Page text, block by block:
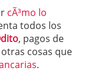
cÃ³mo lo
todos los
, pagos de
cosas que
.